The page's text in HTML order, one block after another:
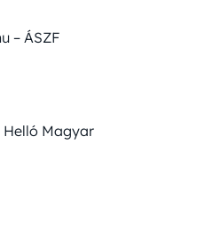
– ÁSZF
Magyar